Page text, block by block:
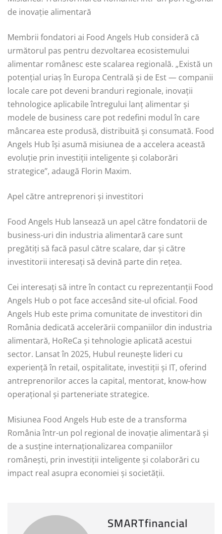
de inovație alimentară
Membrii fondatori ai Food Angels Hub consideră că
următorul pas pentru dezvoltarea ecosistemului
alimentar românesc este scalarea regională. „Există un
potențial uriaș în Europa Centrală și de Est — companii
locale care pot deveni branduri regionale, inovații
tehnologice aplicabile întregului lanț alimentar și
modele de business care pot redefini modul în care
mâncarea este produsă, distribuită și consumată. Food
Angels Hub își asumă misiunea de a accelera această
evoluție prin investiții inteligente și colaborări
strategice”, adaugă Florin Maxim.
Apel către antreprenori și investitori
Food Angels Hub lansează un apel către fondatorii de
business-uri din industria alimentară care sunt
pregătiți să facă pasul către scalare, dar și către
investitorii interesați să devină parte din rețea.
Cei interesați să intre în contact cu reprezentanții Food
Angels Hub o pot face accesând site-ul oficial. Food
Angels Hub este prima comunitate de investitori din
România dedicată accelerării companiilor din industria
alimentară, HoReCa și tehnologie aplicată acestui
sector. Lansat în 2025, Hubul reunește lideri cu
experiență în retail, ospitalitate, investiții și IT, oferind
antreprenorilor acces la capital, mentorat, know-how
operațional și parteneriate strategice.
Misiunea Food Angels Hub este de a transforma
România într-un pol regional de inovație alimentară și
de a susține internaționalizarea companiilor
românești, prin investiții inteligente și colaborări cu
impact real asupra economiei și societății.
SMARTfinancial